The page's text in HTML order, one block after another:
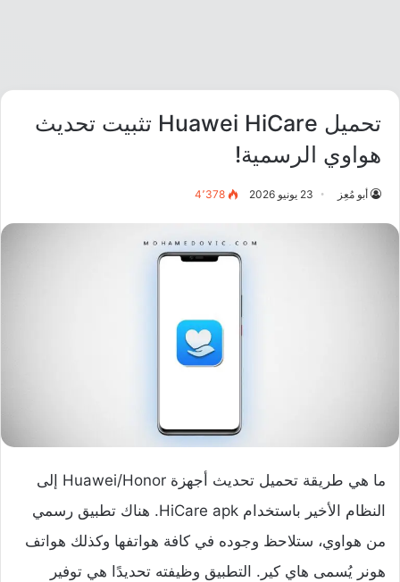
تحميل Huawei HiCare تثبيت تحديث
هواوي الرسمية!
أبو مُعِز 23 يونيو 2026 4٬378
ما هي طريقة تحميل تحديث أجهزة Huawei/Honor إلى
النظام الأخير باستخدام HiCare apk. هناك تطبيق رسمي
من هواوي، ستلاحظ وجوده في كافة هواتفها وكذلك هواتف
هونر يُسمى هاي كير. التطبيق وظيفته تحديدًا هي توفير